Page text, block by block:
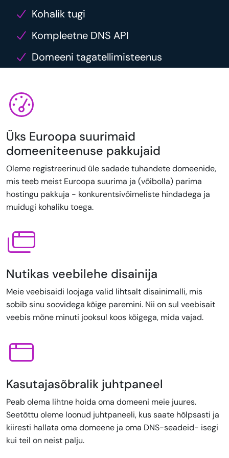
Kohalik tugi
Kompleetne DNS API
Domeeni tagatellimisteenus
Üks Euroopa suurimaid
domeeniteenuse pakkujaid
Oleme registreerinud üle sadade tuhandete domeenide,
mis teeb meist Euroopa suurima ja (võibolla) parima
hostingu pakkuja - konkurentsivõimeliste hindadega ja
muidugi kohaliku toega.
Nutikas veebilehe disainija
Meie veebisaidi loojaga valid lihtsalt disainimalli, mis
sobib sinu soovidega kõige paremini. Nii on sul veebisait
veebis mõne minuti jooksul koos kõigega, mida vajad.
Kasutajasõbralik juhtpaneel
Peab olema lihtne hoida oma domeeni meie juures.
Seetõttu oleme loonud juhtpaneeli, kus saate hõlpsasti ja
kiiresti hallata oma domeene ja oma DNS-seadeid- isegi
kui teil on neist palju.